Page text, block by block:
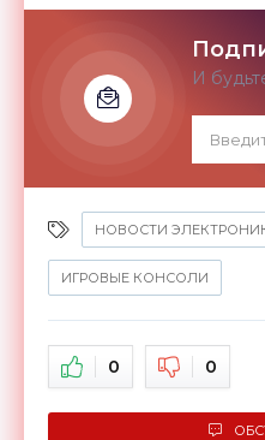
И
НОВОСТИ
ИГРОВЫЕ КОНСОЛИ
0 0